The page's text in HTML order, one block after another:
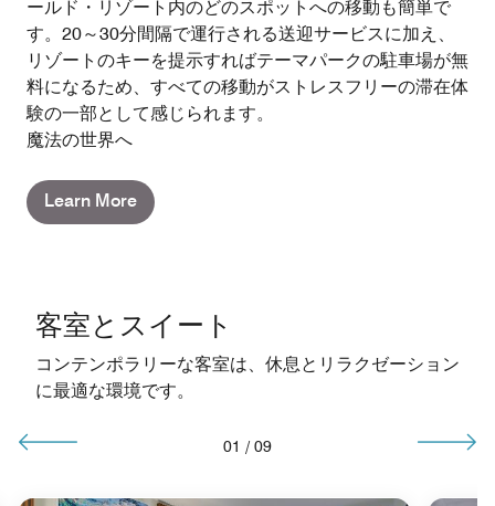
ールド・リゾート内のどのスポットへの移動も簡単で
す。20～30分間隔で運行される送迎サービスに加え、
リゾートのキーを提示すればテーマパークの駐車場が無
料になるため、すべての移動がストレスフリーの滞在体
験の一部として感じられます。
魔法の世界へ
Learn More
客室とスイート
コンテンポラリーな客室は、休息とリラクゼーション
に最適な環境です。
01 / 09